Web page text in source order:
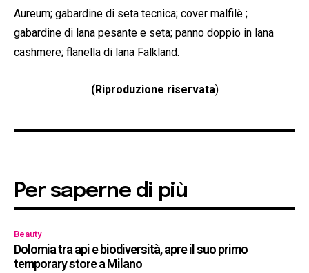
Aureum; gabardine di seta tecnica; cover malfilè ;
gabardine di lana pesante e seta; panno doppio in lana
cashmere; flanella di lana Falkland.
(Riproduzione riservata)
Per saperne di più
Beauty
Dolomia tra api e biodiversità, apre il suo primo
temporary store a Milano